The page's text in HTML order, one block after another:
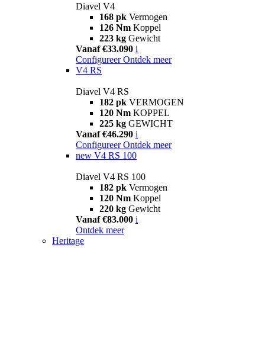
Diavel V4
168 pk Vermogen
126 Nm Koppel
223 kg Gewicht
Vanaf €33.090 i
Configureer Ontdek meer
V4 RS
Diavel V4 RS
182 pk VERMOGEN
120 Nm KOPPEL
225 kg GEWICHT
Vanaf €46.290 i
Configureer Ontdek meer
new V4 RS 100
Diavel V4 RS 100
182 pk Vermogen
120 Nm Koppel
220 kg Gewicht
Vanaf €83.000 i
Ontdek meer
Heritage